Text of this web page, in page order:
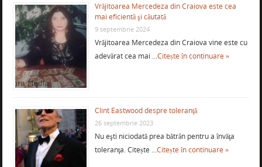
Vrăjitoarea Mercedeza din Craiova este cea
mai eficientă şi căutată
9 septembrie 2024
Vrăjitoarea Mercedeza din Craiova vine este cu
adevărat cea mai …Citește în continuare »
Clint Eastwood despre toleranţă
26 septembrie 2023
Nu eşti niciodată prea bătrân pentru a învăţa
toleranţa. Citește …Citește în continuare »